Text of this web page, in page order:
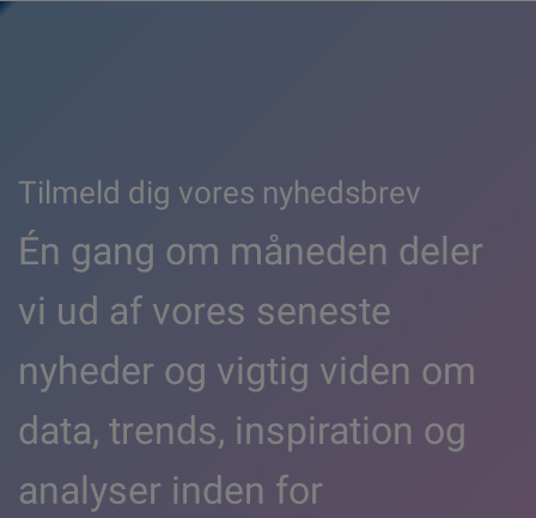
Tilmeld dig vores nyhedsbrev
Én gang om måneden deler
vi ud af vores seneste
nyheder og vigtig viden om
data, trends, inspiration og
analyser inden for